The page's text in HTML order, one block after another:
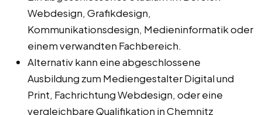
Webdesign, Grafikdesign,
Kommunikationsdesign, Medieninformatik oder
einem verwandten Fachbereich.
Alternativ kann eine abgeschlossene
Ausbildung zum Mediengestalter Digital und
Print, Fachrichtung Webdesign, oder eine
vergleichbare Qualifikation in Chemnitz